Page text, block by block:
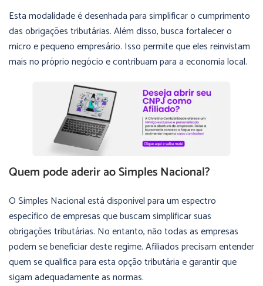
Esta modalidade é desenhada para simplificar o cumprimento
das obrigações tributárias. Além disso, busca fortalecer o
micro e pequeno empresário. Isso permite que eles reinvistam
mais no próprio negócio e contribuam para a economia local.
Quem pode aderir ao Simples Nacional?
O Simples Nacional está disponível para um espectro
específico de empresas que buscam simplificar suas
obrigações tributárias. No entanto, não todas as empresas
podem se beneficiar deste regime. Afiliados precisam entender
quem se qualifica para esta opção tributária e garantir que
sigam adequadamente as normas.